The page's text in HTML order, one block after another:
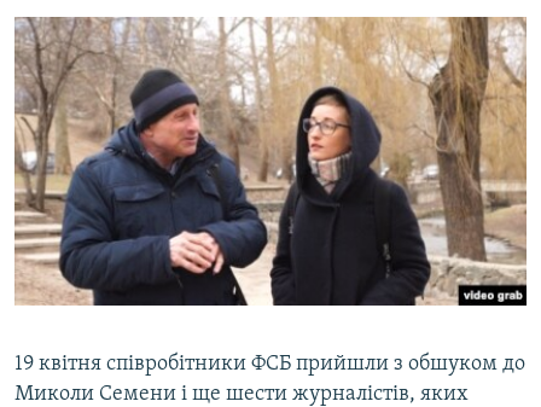
19 квітня співробітники ФСБ прийшли з обшуком до
Миколи Семени і ще шести журналістів, яких